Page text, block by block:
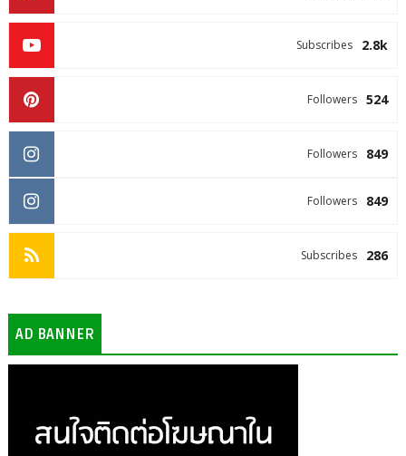
2.8k
Subscribes
524
Followers
849
Followers
849
Followers
286
Subscribes
AD BANNER